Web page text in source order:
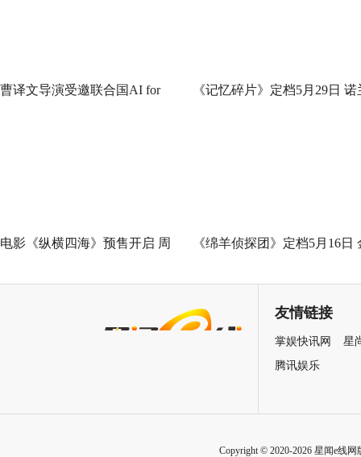
曹译文导演受邀联合国AI for 《记忆碎片》定档5月29日 诺
电影《纵横四海》预售开启 周 《绵羊侦探团》定档5月16日
友情链接
掌娱快讯网
星
腾讯娱乐
Copyright © 2020-2026 星闻e线